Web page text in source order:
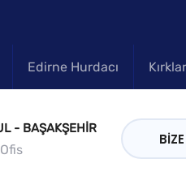
Edirne Hurdacı
- BAŞAKŞEHIR